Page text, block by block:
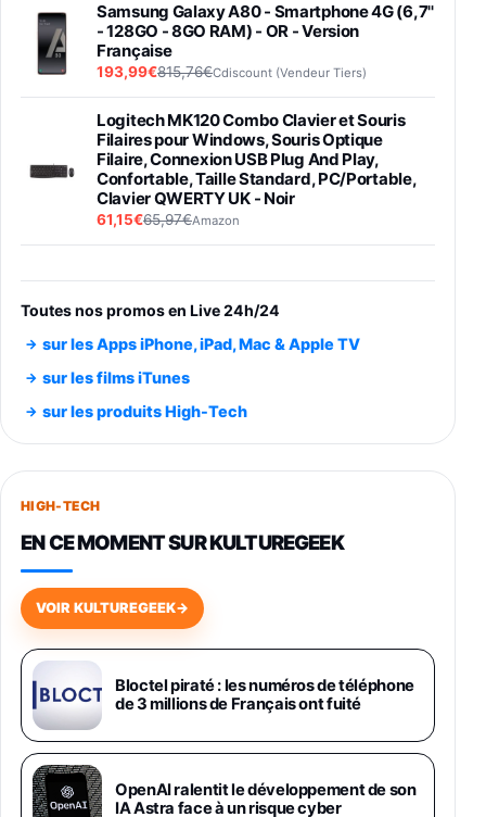
Samsung Galaxy A80 - Smartphone 4G (6,7''
- 128GO - 8GO RAM) - OR - Version
Française
193,99€815,76€Cdiscount (Vendeur Tiers)
Logitech MK120 Combo Clavier et Souris
Filaires pour Windows, Souris Optique
Filaire, Connexion USB Plug And Play,
Confortable, Taille Standard, PC/Portable,
Clavier QWERTY UK - Noir
61,15€65,97€Amazon
entraénement direct 3 vitesses (33-45-78
trs/min) avec pre-ampli intégré et port USB
Smartphone SAMSUNG Galaxy S26 Ultra
891,99€1199€Fnac (Vendeur Tiers)
Smartphone SAMSUNG Galaxy S26+ Violet
749,99€
648,63€834,71€
Samsung Galaxy Miracle Ultra, Smartphone
Android 5G avec Galaxy AI, 512 Go,
Chargeur Secteur Rapide 25W Inclus,
Smartphone déverrouillé, Noir, Version FR
1019€
Galaxy S26 Ultra 512 Go Bleu
1019€1399€Fnac (Vendeur Tiers)
Toutes nos promos en Live 24h/24
sur les Apps iPhone, iPad, Mac & Apple TV
sur les films iTunes
sur les produits High-Tech
HIGH-TECH
EN CE MOMENT SUR KULTUREGEEK
VOIR KULTUREGEEK→
Bloctel piraté : les numéros de téléphone
de 3 millions de Français ont fuité
OpenAI ralentit le développement de son
IA Astra face à un risque cyber